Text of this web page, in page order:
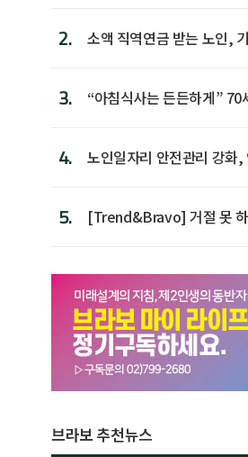
2.
소액 직역연금 받는 노인,
3.
“아침식사는 든든하게” 70
4.
노인일자리 안전관리 강화
5.
[Trend&Bravo] 거절 못
브라보 추천뉴스